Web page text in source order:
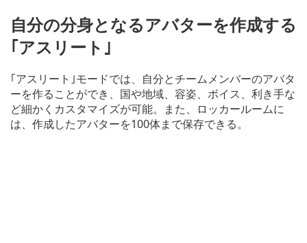
自分の分身となるアバターを作成する
｢アスリート｣
｢アスリート｣モードでは、自分とチームメンバーのアバタ
ーを作ることができ、国や地域、容姿、ボイス、利き手な
ど細かくカスタマイズが可能。また、ロッカールームに
は、作成したアバターを100体まで保存できる。